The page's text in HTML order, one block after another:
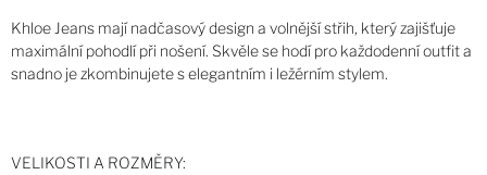
Khloe Jeans mají nadčasový design a volnější střih, který zajišťuje
maximální pohodlí při nošení. Skvěle se hodí pro každodenní outfit a
snadno je zkombinujete s elegantním i ležérním stylem.
VELIKOSTI A ROZMĚRY: